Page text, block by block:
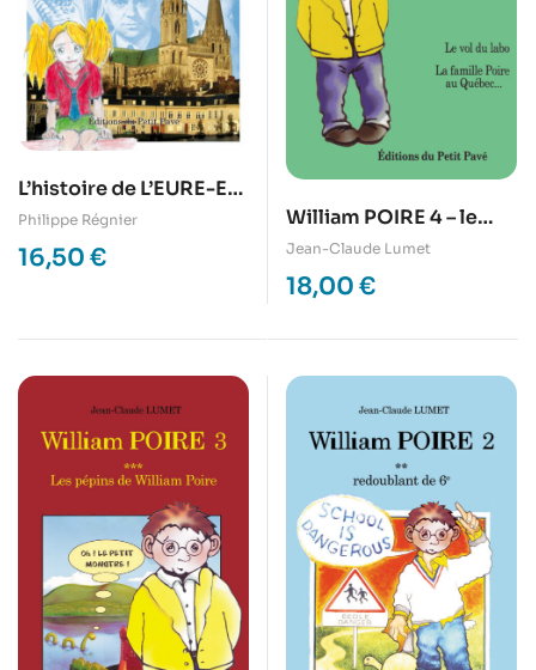
L’histoire de L’EURE-ET-
LOIR racontée aux
enfants
Philippe Régnier
16,50 €
William POIRE 4 – le
retour
Jean-Claude Lumet
18,00 €